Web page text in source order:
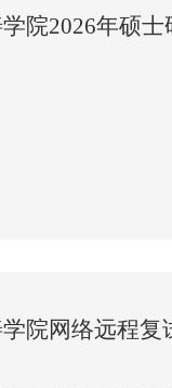
院2026年硕
剂服务系统”将于4
院网络远程复